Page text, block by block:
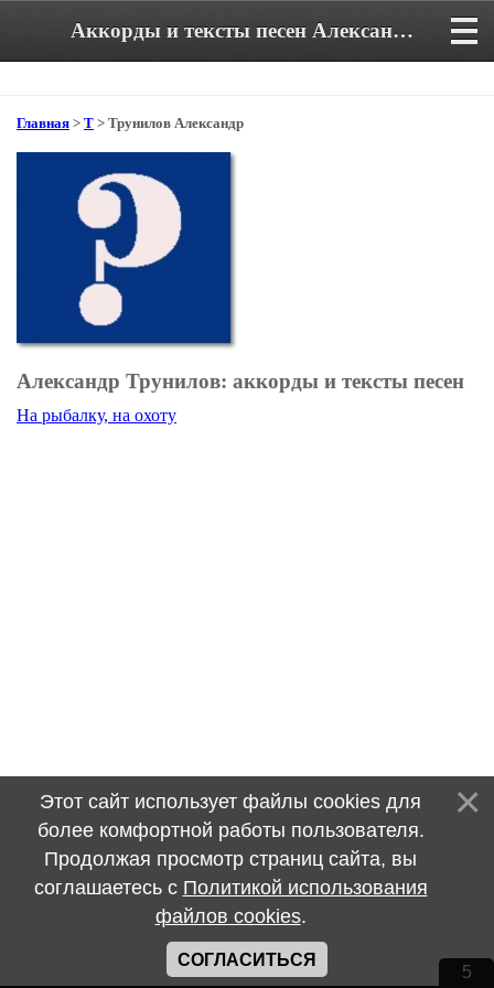
Аккорды и тексты песен Александра Трунилова
Главная > Т > Трунилов Александр
Александр Трунилов: аккорды и тексты песен
На рыбалку, на охоту
Этот сайт использует файлы cookies для
более комфортной работы пользователя.
Продолжая просмотр страниц сайта, вы
соглашаетесь с Политикой использования
файлов cookies.
СОГЛАСИТЬСЯ
5